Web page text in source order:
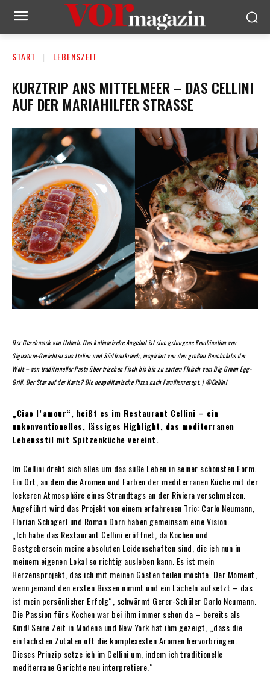
START LEBENSZEIT
KURZTRIP ANS MITTELMEER – DAS CELLINI
AUF DER MARIAHILFER STRASSE
Der Geschmack von Urlaub. Das kulinarische Angebot ist eine gelungene ­Kombination von
Signature-Gerichten aus Italien und Südfrankreich, inspiriert von den großen Beachclubs der
Welt – von traditioneller Pasta über frischen Fisch bis hin zu zartem Fleisch vom Big Green Egg-
Grill. Der Star auf der Karte? Die neapolitanische Pizza nach Familienrezept. | ©Cellini
„Ciao l’ amour“, heißt es im Restaurant Cellini – ein
unkonventionelles, lässiges Highlight, das mediterranen
Lebensstil mit Spitzenküche vereint.
Im Cellini dreht sich alles um das süße Leben in seiner schönsten Form.
Ein Ort, an dem die Aromen und Farben der mediterranen Küche mit der
lockeren Atmosphäre eines Strandtags an der Riviera verschmelzen.
Angeführt wird das Projekt von einem erfahrenen Trio: Carlo Neumann,
Florian Schagerl und Roman Dorn haben gemeinsam eine Vision.
„Ich habe das Restaurant Cellini eröffnet, da Kochen und
Gastgebersein meine absoluten Leidenschaften sind, die ich nun in
meinem eigenen Lokal so richtig ausleben kann. Es ist mein
Herzensprojekt, das ich mit meinen Gästen teilen möchte. Der Moment,
wenn jemand den ersten Bissen nimmt und ein Lächeln aufsetzt – das
ist mein persönlicher Erfolg“, schwärmt Gerer-Schüler Carlo Neumann.
Die Passion fürs Kochen war bei ihm immer schon da – bereits als
Kind! Seine Zeit in Modena und New York hat ihm gezeigt, „dass die
einfachsten Zutaten oft die komplexesten Aromen hervorbringen.
Dieses Prinzip setze ich im Cellini um, indem ich traditionelle
mediterrane Gerichte neu interpretiere.“